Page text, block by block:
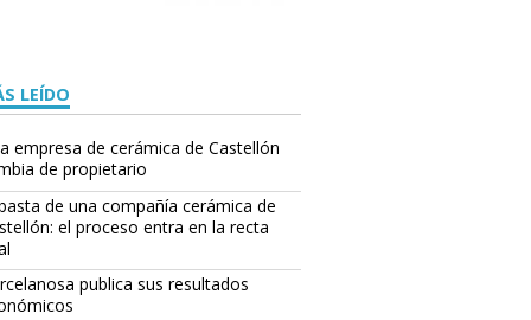
LEÍDO
empresa de cerámica de Castellón
de propietario
de una compañía cerámica de
el proceso entra en la recta
publica sus resultados